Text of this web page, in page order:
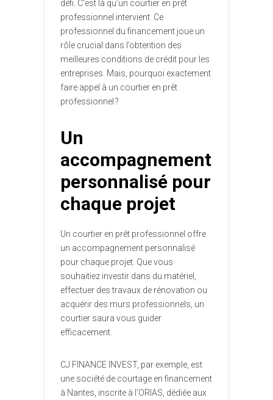
défi. C’est là qu’un courtier en prêt
professionnel intervient. Ce
professionnel du financement joue un
rôle crucial dans l’obtention des
meilleures conditions de crédit pour les
entreprises. Mais, pourquoi exactement
faire appel à un courtier en prêt
professionnel ?
Un
accompagnement
personnalisé pour
chaque projet
Un courtier en prêt professionnel offre
un accompagnement personnalisé
pour chaque projet. Que vous
souhaitiez investir dans du matériel,
effectuer des travaux de rénovation ou
acquérir des murs professionnels, un
courtier saura vous guider
efficacement.
CJ FINANCE INVEST, par exemple, est
une société de courtage en financement
à Nantes, inscrite à l’ORIAS, dédiée aux